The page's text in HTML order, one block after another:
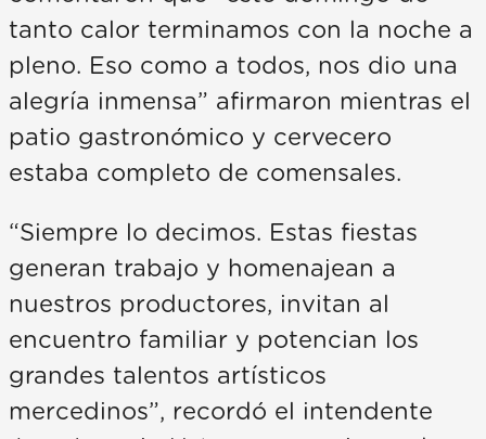
tanto calor terminamos con la noche a
pleno. Eso como a todos, nos dio una
alegría inmensa” afirmaron mientras el
patio gastronómico y cervecero
estaba completo de comensales.
“Siempre lo decimos. Estas fiestas
generan trabajo y homenajean a
nuestros productores, invitan al
encuentro familiar y potencian los
grandes talentos artísticos
mercedinos”, recordó el intendente